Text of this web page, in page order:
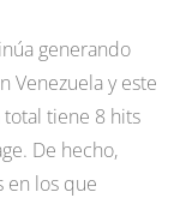
generando
Venezuela y este
tiene 8 hits
De hecho,
en los que